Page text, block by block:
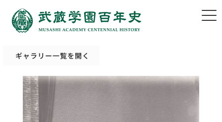
ギャラリー一覧を開く